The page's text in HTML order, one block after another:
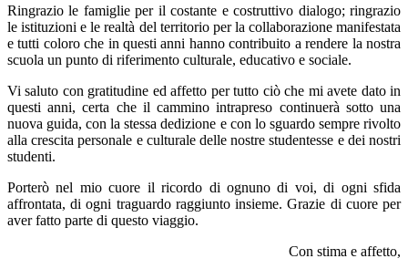
Ringrazio le famiglie per il costante e costruttivo dialogo; ringrazio
le istituzioni e le realtà del territorio per la collaborazione manifestata
e tutti coloro che in questi anni hanno contribuito a rendere la nostra
scuola un punto di riferimento culturale, educativo e sociale.
Vi saluto con gratitudine ed affetto per tutto ciò che mi avete dato in
questi anni, certa che il cammino intrapreso continuerà sotto una
nuova guida, con la stessa dedizione e con lo sguardo sempre rivolto
alla crescita personale e culturale delle nostre studentesse e dei nostri
studenti.
Porterò nel mio cuore il ricordo di ognuno di voi, di ogni sfida
affrontata, di ogni traguardo raggiunto insieme. Grazie di cuore per
aver fatto parte di questo viaggio.
Con stima e affetto,